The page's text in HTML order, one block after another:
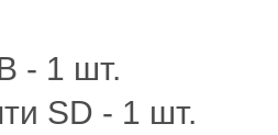
- 1 шт.
SD - 1 шт.